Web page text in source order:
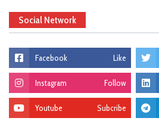
Social Network
Facebook Like
Instagram Follow
Youtube Subcribe